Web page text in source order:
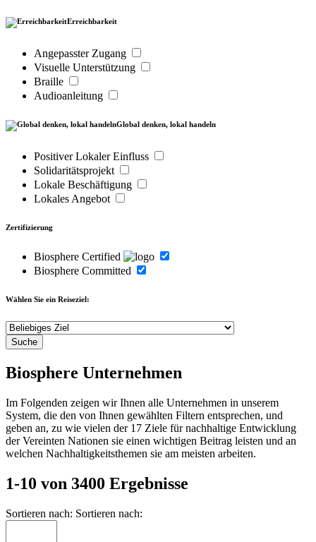
Erreichbarkeit
Angepasster Zugang
Visuelle Unterstützung
Braille
Audioanleitung
Global denken, lokal handeln
Positiver Lokaler Einfluss
Solidaritätsprojekt
Lokale Beschäftigung
Lokales Angebot
Zertifizierung
Biosphere Certified
Biosphere Committed
Wählen Sie ein Reiseziel:
Biosphere Unternehmen
Im Folgenden zeigen wir Ihnen alle Unternehmen in unserem
System, die den von Ihnen gewählten Filtern entsprechen, und
geben an, zu wie vielen der 17 Ziele für nachhaltige Entwicklung
der Vereinten Nationen sie einen wichtigen Beitrag leisten und an
welchen Nachhaltigkeitsthemen sie am meisten arbeiten.
1-10 von 3400 Ergebnisse
Sortieren nach: Sortieren nach: